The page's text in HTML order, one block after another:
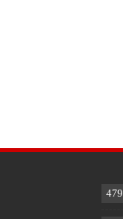
479